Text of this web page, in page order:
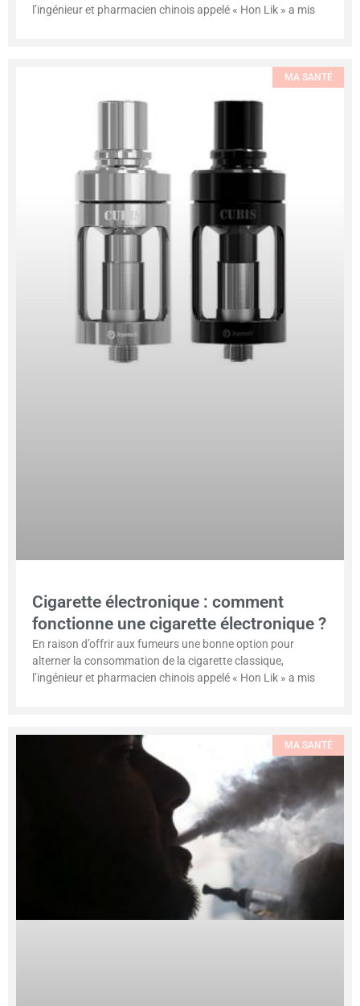
l’ingénieur et pharmacien chinois appelé « Hon Lik » a mis
MA SANTÉ
Cigarette électronique : comment
fonctionne une cigarette électronique ?
En raison d’offrir aux fumeurs une bonne option pour
alterner la consommation de la cigarette classique,
l’ingénieur et pharmacien chinois appelé « Hon Lik » a mis
MA SANTÉ